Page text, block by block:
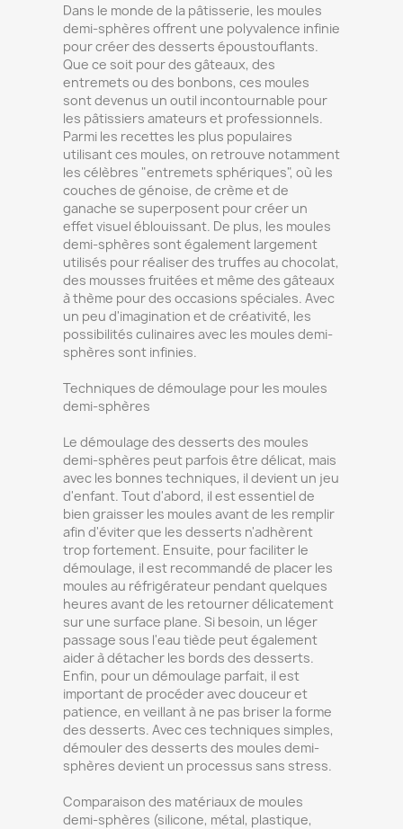
Dans le monde de la pâtisserie, les moules
demi-sphères offrent une polyvalence infinie
pour créer des desserts époustouflants.
Que ce soit pour des gâteaux, des
entremets ou des bonbons, ces moules
sont devenus un outil incontournable pour
les pâtissiers amateurs et professionnels.
Parmi les recettes les plus populaires
utilisant ces moules, on retrouve notamment
les célèbres "entremets sphériques", où les
couches de génoise, de crème et de
ganache se superposent pour créer un
effet visuel éblouissant. De plus, les moules
demi-sphères sont également largement
utilisés pour réaliser des truffes au chocolat,
des mousses fruitées et même des gâteaux
à thème pour des occasions spéciales. Avec
un peu d'imagination et de créativité, les
possibilités culinaires avec les moules demi-
sphères sont infinies.
Techniques de démoulage pour les moules
demi-sphères
Le démoulage des desserts des moules
demi-sphères peut parfois être délicat, mais
avec les bonnes techniques, il devient un jeu
d'enfant. Tout d'abord, il est essentiel de
bien graisser les moules avant de les remplir
afin d'éviter que les desserts n'adhèrent
trop fortement. Ensuite, pour faciliter le
démoulage, il est recommandé de placer les
moules au réfrigérateur pendant quelques
heures avant de les retourner délicatement
sur une surface plane. Si besoin, un léger
passage sous l'eau tiède peut également
aider à détacher les bords des desserts.
Enfin, pour un démoulage parfait, il est
important de procéder avec douceur et
patience, en veillant à ne pas briser la forme
des desserts. Avec ces techniques simples,
démouler des desserts des moules demi-
sphères devient un processus sans stress.
Comparaison des matériaux de moules
demi-sphères (silicone, métal, plastique,